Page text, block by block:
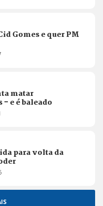
Gomes e quer PM
matar
e é baleado
para volta da